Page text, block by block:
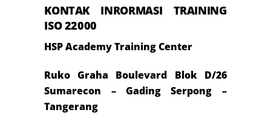
KONTAK INRORMASI TRAINING
ISO 22000
HSP Academy Training Center
Ruko Graha Boulevard Blok D/26
Sumarecon – Gading Serpong –
Tangerang